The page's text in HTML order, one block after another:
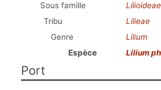
Sous famille
Lilioideae
Tribu
Lilieae
Genre
Lilium
Espèce
Lilium
Port